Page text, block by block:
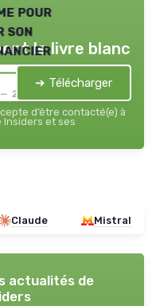
pour
son
2026
le livre blanc
➔ Télécharger
d’être contacté(e) à
Insiders et ses
Claude Mistral
actualités de